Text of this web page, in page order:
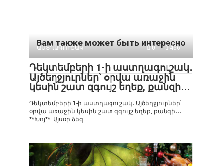
Вам также может быть интересно
ԱՍՏՂԱԳՈՒՇԱԿ 0 466
Դեկտեմբերի 1-ի աստղագուշակ․
Այծեղջյուրներ՝ օրվա առաջին
կեսին շատ զգույշ եղեք, քանզի․․․
Դեկտեմբերի 1-ի աստղագուշակ․ Այծեղջյուրներ՝
օրվա առաջին կեսին շատ զգույշ եղեք, քանզի․․․
**Խոյ**. Այսօր ձեզ